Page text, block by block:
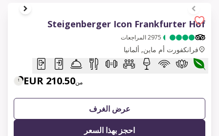
1 of 10
Steigenberger Icon Frankfurter Hof
2975المراجعات
فرانكفورت أم ماين, ألمانيا
من210.50 EUR
عرض الغرف
احجز بهذا السعر